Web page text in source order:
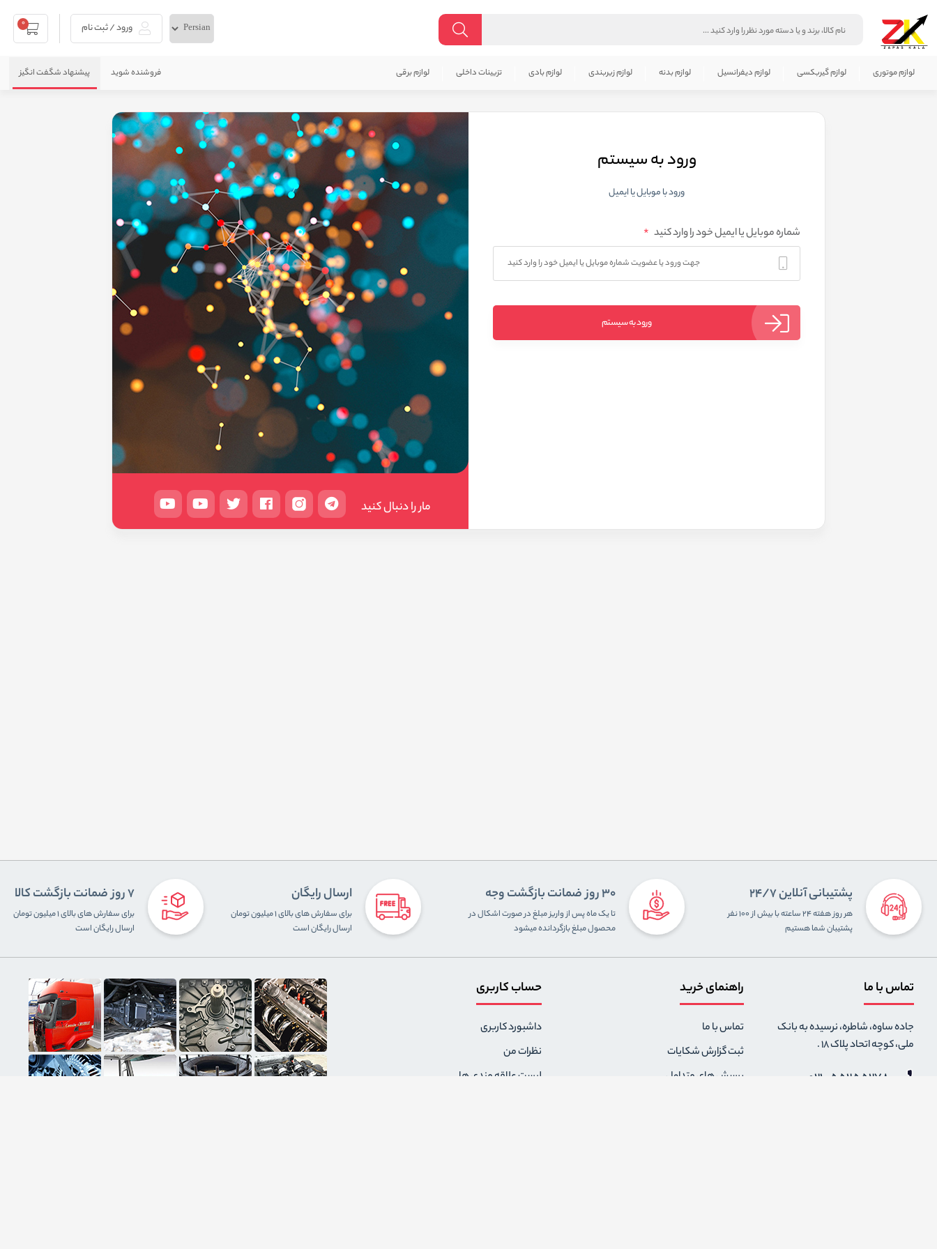
ورود / ثبت نام 0
لوازم موتوری لوازم گیربکسی لوازم دیفرانسیل لوازم بدنه لوازم زیربندی لوازم بادی تزیینات داخلی لوازم برقی فروشنده شوید پیشنهاد شگفت انگیز
ورود به سیستم
ورود با موبایل یا ایمیل
شماره موبایل یا ایمیل خود را وارد کنید *
ورود به سیستم
مار را دنبال کنید
پشتیبانی آنلاین 24/7
هر روز هفته ۲۴ ساعته با بیش از ۱۰۰ نفر
پشتیبان شما هستیم
30 روز ضمانت بازگشت وجه
تا یک ماه پس از واریز مبلغ در صورت اشکال در
محصول مبلغ بازگردانده میشود
ارسال رایگان
برای سفارش های بالای ۱ میلیون تومان
ارسال رایگان است
7 روز ضمانت بازگشت کالا
برای سفارش های بالای ۱ میلیون تومان
ارسال رایگان است
تماس با ما
جاده ساوه، شاطره، نرسیده به بانک
ملی، کوچه اتحاد پلاک 18 .
021-55255278
راهنمای خرید
تماس با ما
ثبت گزارش شکایات
پرسش های متداول
حساب کاربری
داشبورد کاربری
نظرات من
لیست علاقه مندی ها